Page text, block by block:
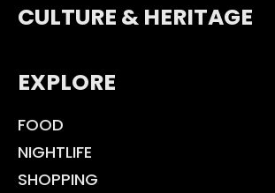
CULTURE & HERITAGE
EXPLORE
FOOD
NIGHTLIFE
SHOPPING